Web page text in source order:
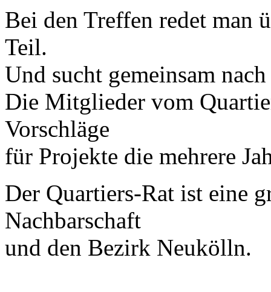
Bei den Treffen redet man
Teil.
Und sucht gemeinsam
Die Mitglieder vom
Vorschläge
für Projekte die mehrere
Der Quartiers-Rat ist eine
Nachbarschaft
und den Bezirk Neukölln.